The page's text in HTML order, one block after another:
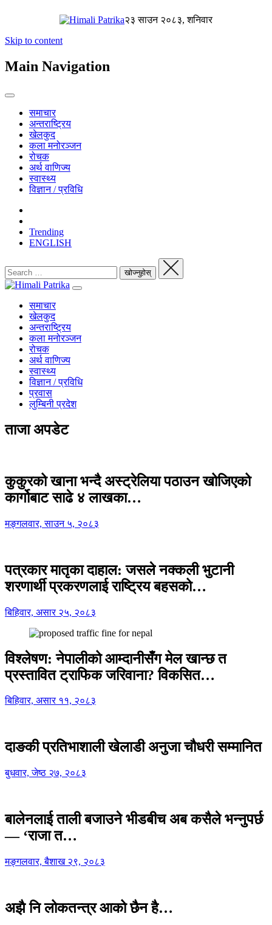
२३ साउन २०८३, शनिवार
Skip to content
Main Navigation
समाचार
अन्तराष्ट्रिय
खेलकुद
कला मनोरञ्जन
रोचक
अर्थ वाणिज्य
स्वास्थ्य
विज्ञान / प्रविधि
Trending
ENGLISH
समाचार
खेलकुद
अन्तराष्ट्रिय
कला मनोरञ्जन
रोचक
अर्थ वाणिज्य
स्वास्थ्य
विज्ञान / प्रविधि
प्रवास
लुम्बिनी प्रदेश
ताजा अपडेट
कुकुरको खाना भन्दै अस्ट्रेलिया पठाउन खोजिएको
कार्गोबाट साढे ४ लाखका…
मङ्गलवार, साउन ५, २०८३
पत्रकार मातृका दाहाल: जसले नक्कली भुटानी
शरणार्थी प्रकरणलाई राष्ट्रिय बहसको…
बिहिवार, असार २५, २०८३
विश्लेषण: नेपालीको आम्दानीसँग मेल खान्छ त
प्रस्तावित ट्राफिक जरिवाना? विकसित…
बिहिवार, असार ११, २०८३
दाङकी प्रतिभाशाली खेलाडी अनुजा चौधरी सम्मानित
बुधवार, जेष्ठ २७, २०८३
बालेनलाई ताली बजाउने भीडबीच अब कसैले भन्नुपर्छ
— ‘राजा त…
मङ्गलवार, बैशाख २९, २०८३
अझै नि लोकतन्त्र आको छैन है…